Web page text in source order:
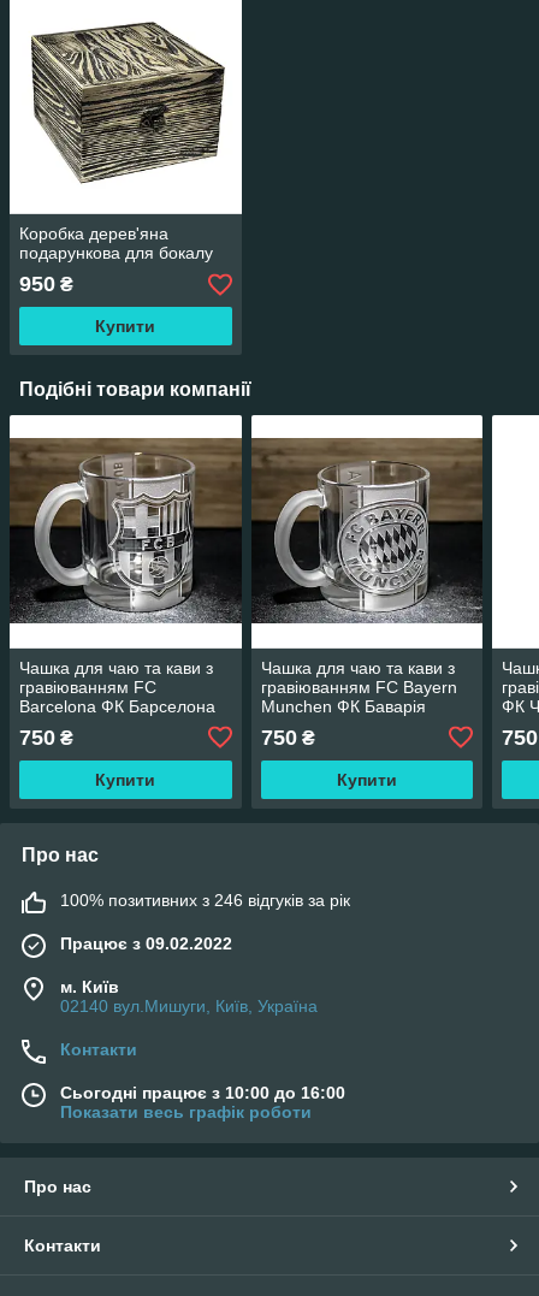
Коробка дерев'яна
подарункова для бокалу
950 ₴
Купити
Подібні товари компанії
Чашка для чаю та кави з
гравіюванням FC
Barcelona ФК Барселона
750 ₴
Купити
Чашка для чаю та кави з
гравіюванням FC Bayern
Munchen ФК Баварія
750₴
Купити
ФК
750
Про нас
100% позитивних з 246 відгуків за рік
Працює з 09.02.2022
м. Київ
02140 вул.Мишуги, Київ, Україна
Контакти
Сьогодні працює з 10:00 до 16:00
Показати весь графік роботи
Про нас
Контакти